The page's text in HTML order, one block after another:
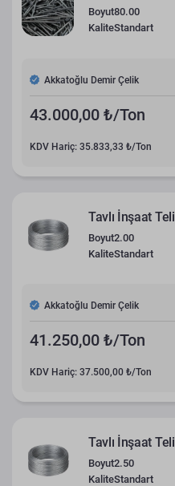
Boyut80.00
KaliteStandart
Akkatoğlu Demir Çelik
43.000,00 ₺/Ton
KDV Hariç: 35.833,33 ₺/Ton
Tavlı İnşaat Teli
Boyut2.00
KaliteStandart
Akkatoğlu Demir Çelik
41.250,00 ₺/Ton
KDV Hariç: 37.500,00 ₺/Ton
Tavlı İnşaat Teli
Boyut2.50
KaliteStandart